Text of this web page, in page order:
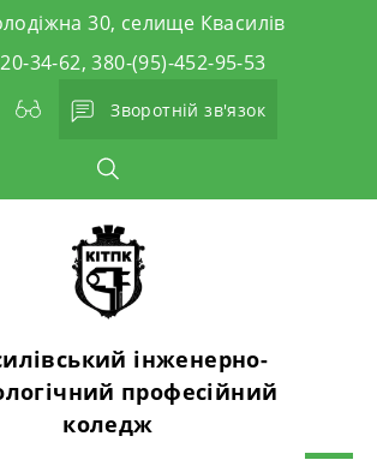
30, селище Квасилів
34-62, 380-(95)-452-95-53
Зворотній зв'язок
інженерно-
професійний
коледж